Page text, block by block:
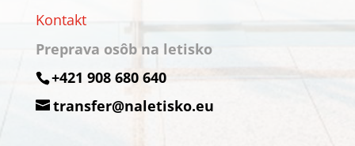
Kontakt
Preprava osôb na letisko
+421 908 680 640
transfer@naletisko.eu